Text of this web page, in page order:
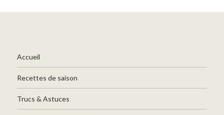
Accueil
Recettes de saison
Trucs & Astuces